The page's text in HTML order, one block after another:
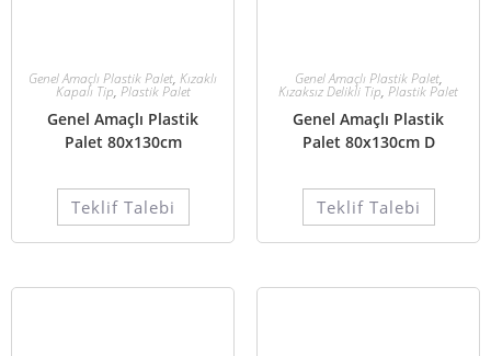
Genel Amaçlı Plastik Palet, Kızaklı
Kapalı Tip, Plastik Palet
Genel Amaçlı Plastik
Palet 80x130cm
Teklif Talebi
Genel Amaçlı Plastik Palet,
Kızaksız Delikli Tip, Plastik Palet
Genel Amaçlı Plastik
Palet 80x130cm D
Teklif Talebi